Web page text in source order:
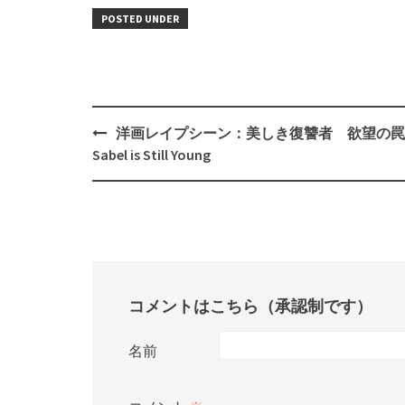
POSTED UNDER
Post
navigation
洋画レイプシーン：美しき復讐者 欲望の
Sabel is Still Young
コメントはこちら（承認制です）
名前